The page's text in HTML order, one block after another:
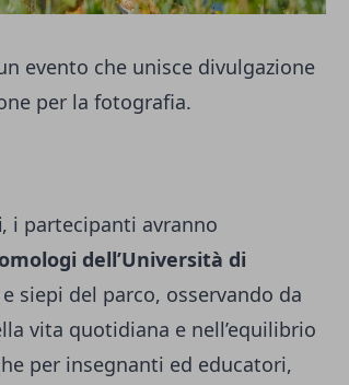
evento che unisce divulgazione
per la fotografia.
, i partecipanti avranno
dell’Università di
siepi del parco, osservando da
vita quotidiana e nell’equilibrio
per insegnanti ed educatori,